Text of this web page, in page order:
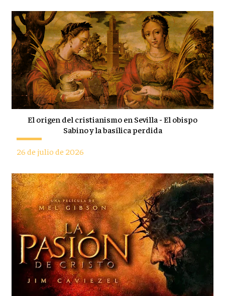
El origen del cristianismo en Sevilla - El obispo
Sabino y la basílica perdida
26 de julio de 2026